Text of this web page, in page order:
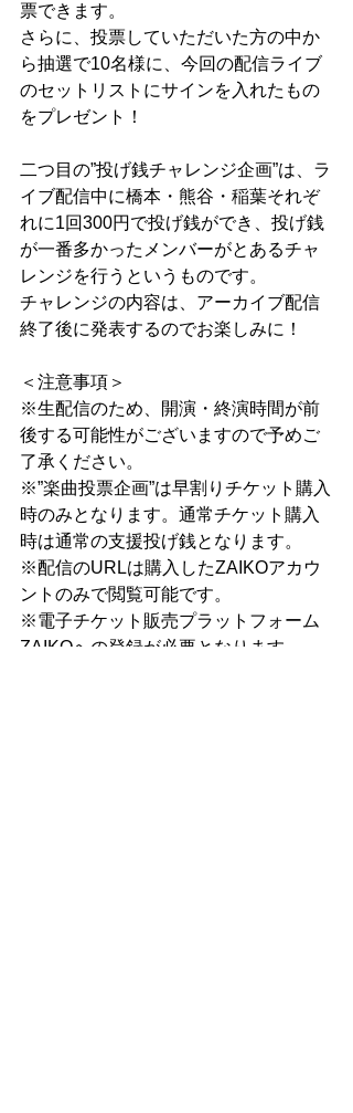
票できます。
さらに、投票していただいた方の中か
ら抽選で10名様に、今回の配信ライブ
のセットリストにサインを入れたもの
をプレゼント！
二つ目の”投げ銭チャレンジ企画”は、ラ
イブ配信中に橋本・熊谷・稲葉それぞ
れに1回300円で投げ銭ができ、投げ銭
が一番多かったメンバーがとあるチャ
レンジを行うというものです。
チャレンジの内容は、アーカイブ配信
終了後に発表するのでお楽しみに！
＜注意事項＞
※生配信のため、開演・終演時間が前
後する可能性がございますので予めご
了承ください。
※”楽曲投票企画”は早割りチケット購入
時のみとなります。通常チケット購入
時は通常の支援投げ銭となります。
※配信のURLは購入したZAIKOアカウ
ントのみで閲覧可能です。
※電子チケット販売プラットフォーム
ZAIKOへの登録が必要となります。